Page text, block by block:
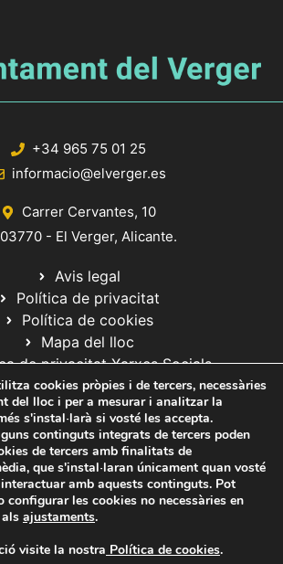
+34 965 75 01 25
informacio@elverger.es
Carrer Cervantes, 10
03770 - El Verger, Alicante.
Avis legal
Política de privacitat
Política de cookies
Mapa del lloc
de privacitat Xarxes Socials
por el Servicio de Informática de Diputación
de Alicante
cookies pròpies i de tercers, necessàries
del lloc i per a mesurar i analitzar la
s'instal·larà si vosté les accepta.
continguts integrats de tercers poden
de tercers amb finalitats de
que s'instal·laran únicament quan vosté
amb aquests continguts. Pot
configurar les cookies no necessàries en
ajustaments.
visite la nostra Política de cookies.